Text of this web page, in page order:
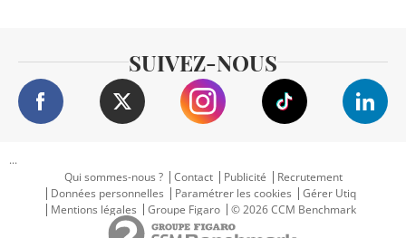
SUIVEZ-NOUS
...
Qui sommes-nous ?
Contact Publicité
Recrutement
Données personnelles
Paramétrer les cookies
Gérer Utiq
Mentions légales
Groupe Figaro © 2026 CCM Benchmark